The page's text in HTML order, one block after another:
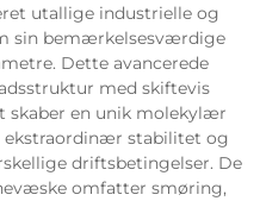
utallige industrielle og
sin bemærkelsesværdige
Dette avancerede
med skiftevis
skaber en unik molekylær
stabilitet og
driftsbetingelser. De
omfatter smøring,